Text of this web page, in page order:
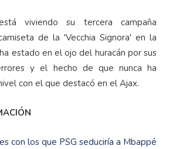
viviendo su tercera campaña
de la 'Vecchia Signora' en la
estado en el ojo del huracán por sus
y el hecho de que nunca ha
con el que destacó en el Ajax.
con los que PSG seduciría a Mbappé